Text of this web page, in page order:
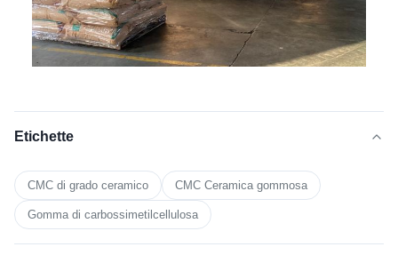
Etichette
CMC di grado ceramico CMC Ceramica gommosa
Gomma di carbossimetilcellulosa